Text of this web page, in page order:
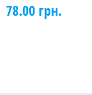
78.00 грн.